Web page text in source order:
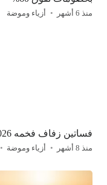
منذ 6 أشهر أزياء وموضة
فساتين زفاف فخمه 2026 اجمل فساتين زفاف 2026
منذ 8 أشهر أزياء وموضة